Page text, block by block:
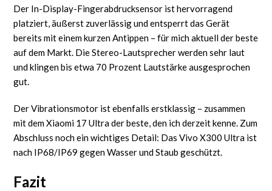
Der In-Display-Fingerabdrucksensor ist hervorragend
platziert, äußerst zuverlässig und entsperrt das Gerät
bereits mit einem kurzen Antippen – für mich aktuell der beste
auf dem Markt. Die Stereo-Lautsprecher werden sehr laut
und klingen bis etwa 70 Prozent Lautstärke ausgesprochen
gut.
Der Vibrationsmotor ist ebenfalls erstklassig – zusammen
mit dem Xiaomi 17 Ultra der beste, den ich derzeit kenne. Zum
Abschluss noch ein wichtiges Detail: Das Vivo X300 Ultra ist
nach IP68/IP69 gegen Wasser und Staub geschützt.
Fazit